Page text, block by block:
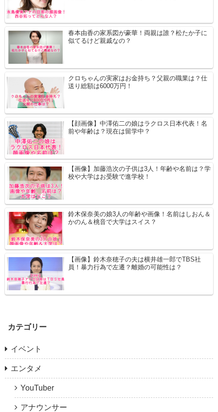
春本由香の家系図が豪華！両親は誰？松たか子に
似てるけど親戚なの？
クロちゃんの実家はお金持ち？父親の職業は？仕
送り総額は6000万円！
【顔画像】中澤佑二の娘はラクロス日本代表！名
前や年齢は？現在は留学中？
【画像】加藤浩次の子供は3人！年齢や名前は？学
校や大学はお受験で進学校！
鈴木保奈美の娘3人の年齢や画像！名前はしおん＆
かのん＆桃音で大学はスイス？
【画像】鈴木奈穂子の夫は横井雄一郎でTBS社
員！暴力行為で左遷？離婚の可能性は？
カテゴリー
イベント
エンタメ
YouTuber
アナウンサー